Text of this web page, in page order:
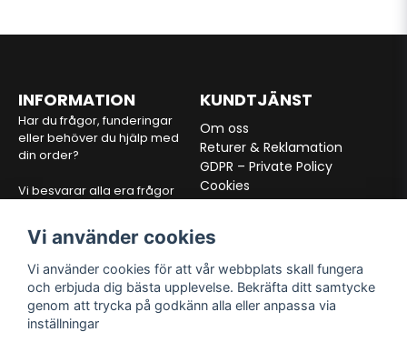
INFORMATION
Har du frågor, funderingar
eller behöver du hjälp med
din order?
Vi besvarar alla era frågor
E-post:info@alltfordon.se
KUNDTJÄNST
Om oss
Returer & Reklamation
GDPR – Private Policy
Cookies
Köpvilkor
VÅRA PARTNERS FÖLJ OSS
Vi använder cookies
Vi använder cookies för att vår webbplats skall fungera
och erbjuda dig bästa upplevelse. Bekräfta ditt samtycke
genom att trycka på godkänn alla eller anpassa via
inställningar